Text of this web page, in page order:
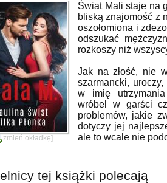
zmień okładkę]
Świat Mali staje na
bliską znajomość z
oszołomiona i
odszukać
rozkoszy niż
Jak na złość, nie
szarmancki,
w imię utrzymania
wróbel w garści
problemów, jakie
dotyczy jej
ale to wcale nie
tej książki polecają